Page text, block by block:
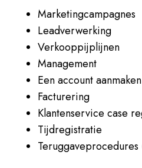
Marketingcampagnes
Leadverwerking
Verkooppijplijnen
Management
Een account aanmaken
Facturering
Klantenservice case
Tijdregistratie
Teruggaveprocedures